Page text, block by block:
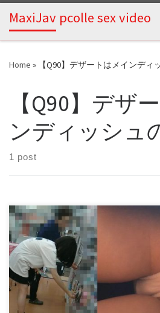
Skip to content
MaxiJav pcolle sex video
Home » 【Q90】デザートはメインディ
【Q90】デザ
ンディッシュ
1 post
Download now: spal90.mp4 ＝＝＝＝
＝＝＝＝＝＝ デザートはメインディ
＝＝＝＝＝＝＝＝＝＝＝＝＝＝＝＝
誰の手に女の子達の トライアングル
かずは君に決めた さっそく味見をし
遠く及ばず メインディッシュが来る
mobを相手につまみ食い 若さゆえの
ンディッシュの前に ・MOB娘で実験